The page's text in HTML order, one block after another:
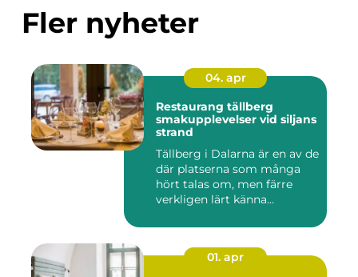
Fler nyheter
04. apr
Restaurang tällberg
smakupplevelser vid siljans
strand
Tällberg i Dalarna är en av de
där platserna som många
hört talas om, men färre
verkligen lärt känna...
01. apr